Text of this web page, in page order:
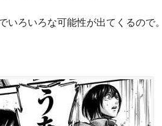
いろいろな可能性が出てくるので